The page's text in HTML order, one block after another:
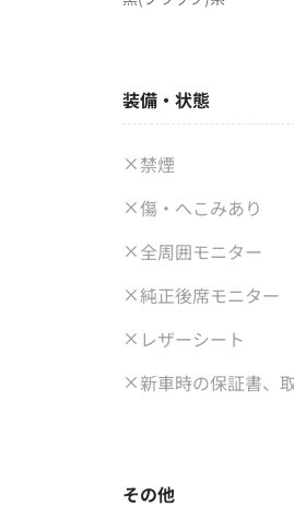
装備・状態
禁煙
傷・へこみあり
全周囲モニター
純正後席モニター
レザーシート
新車時の保証書、
その他